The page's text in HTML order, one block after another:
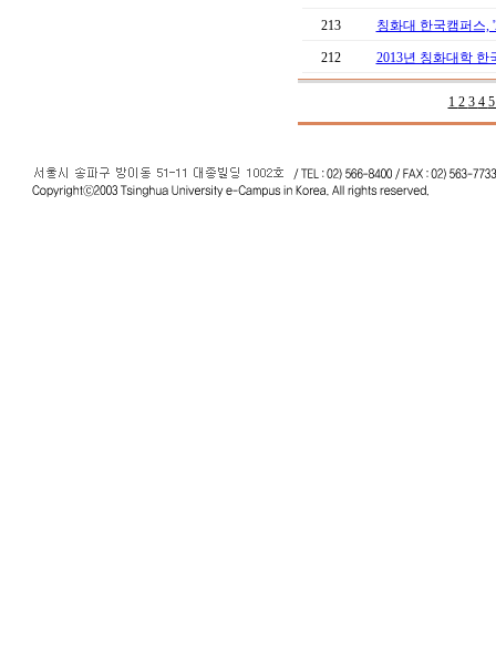
213 칭화대 한국캠퍼스,
212 2013년 칭화대학 한
1 2 3 4